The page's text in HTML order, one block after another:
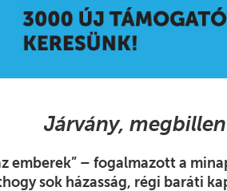
Járvány,
emberek” – fogalmazott a
sok házasság, régi baráti